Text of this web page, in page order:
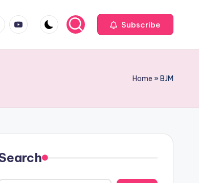
youtube.com Subscribe
Home »BJM